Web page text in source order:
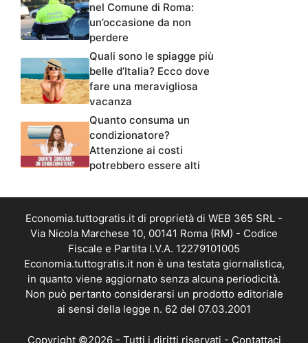
nel Comune di Roma:
un’occasione da non
perdere
Quali sono le spiagge più
belle d’Italia? Ecco dove
fare una meravigliosa
vacanza
Quanto consuma un
condizionatore?
Attenzione ai costi
potrebbero essere alti
Economia.tuttogratis.it di proprietà di WEB 365 SRL -
Via Nicola Marchese 10, 00141 Roma (RM) - Codice
Fiscale e Partita I.V.A. 12279101005
Economia.tuttogratis.it non è una testata giornalistica,
in quanto viene aggiornato senza alcuna periodicità.
Non può pertanto considerarsi un prodotto editoriale
ai sensi della legge n. 62 del 07.03.2001
Copyright ©2026 - Tutti i diritti riservati - Contattaci